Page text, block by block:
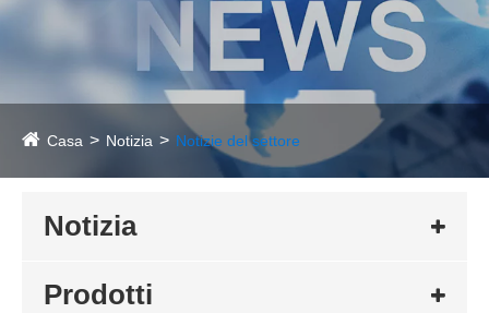
Casa Notizia Notizie del settore
Notizia
Prodotti